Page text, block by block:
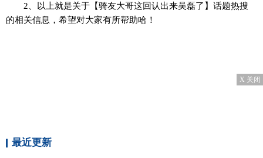
2、以上就是关于【骑友大哥这回认出来吴磊了】话题热搜
的相关信息，希望对大家有所帮助哈！
X 关闭
最近更新